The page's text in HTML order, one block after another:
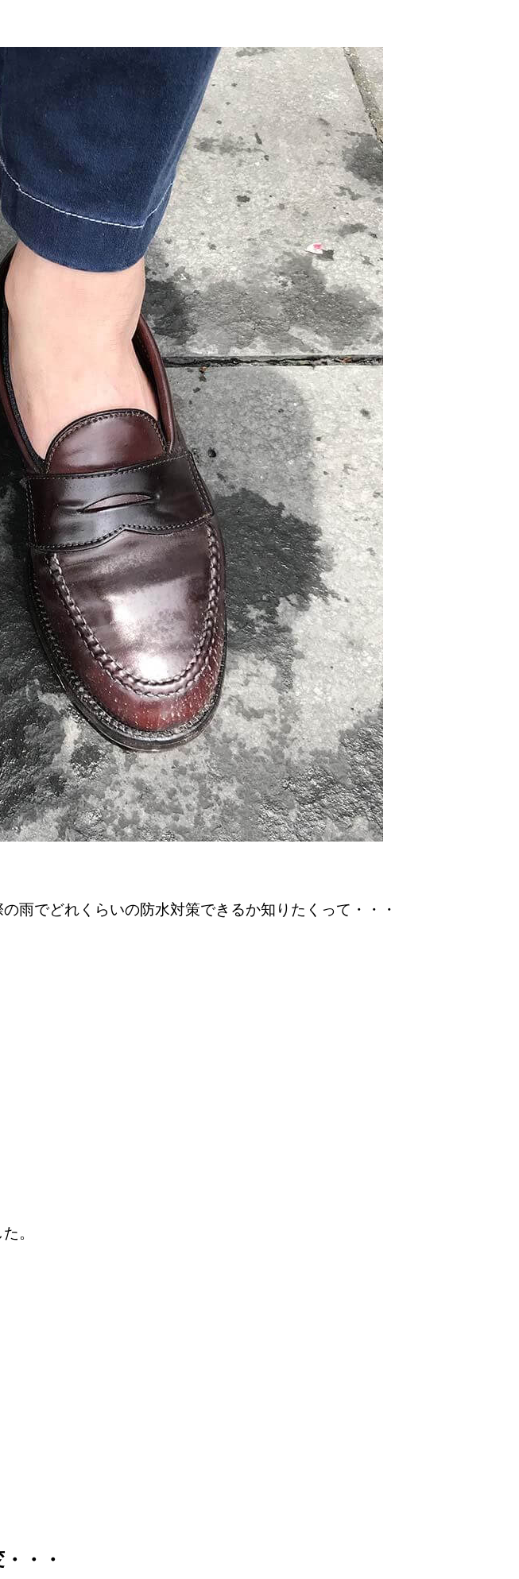
雨でどれくらいの防水対策できるか知りたくって・・・
。
・・